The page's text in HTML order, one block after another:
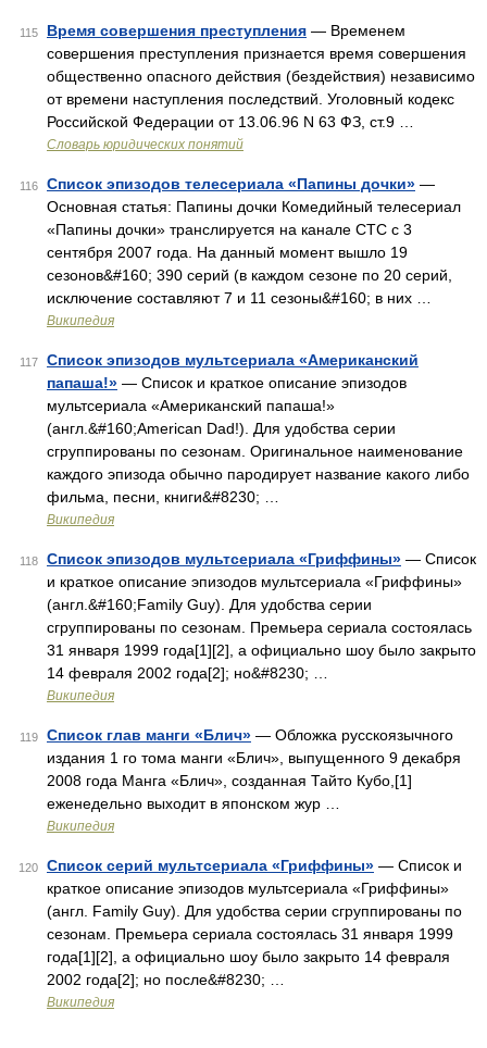
115 Время совершения преступления — Временем
совершения преступления признается время совершения
общественно опасного действия (бездействия) независимо
от времени наступления последствий. Уголовный кодекс
Российской Федерации от 13.06.96 N 63 ФЗ, ст.9 …
Словарь юридических понятий
116 Список эпизодов телесериала «Папины дочки» —
Основная статья: Папины дочки Комедийный телесериал
«Папины дочки» транслируется на канале СТС с 3
сентября 2007 года. На данный момент вышло 19
сезонов&#160; 390 серий (в каждом сезоне по 20 серий,
исключение составляют 7 и 11 сезоны&#160; в них …
Википедия
117
Список эпизодов мультсериала «Американский
папаша!» — Список и краткое описание эпизодов
мультсериала «Американский папаша!»
(англ.&#160;American Dad!). Для удобства серии
сгруппированы по сезонам. Оригинальное наименование
каждого эпизода обычно пародирует название какого либо
фильма, песни, книги&#8230; …
Википедия
118 Список эпизодов мультсериала «Гриффины» — Список
и краткое описание эпизодов мультсериала «Гриффины»
(англ.&#160;Family Guy). Для удобства серии
сгруппированы по сезонам. Премьера сериала состоялась
31 января 1999 года[1][2], а официально шоу было закрыто
14 февраля 2002 года[2]; но&#8230; …
Википедия
119 Список глав манги «Блич» — Обложка русскоязычного
издания 1 го тома манги «Блич», выпущенного 9 декабря
2008 года Манга «Блич», созданная Тайто Кубо,[1]
еженедельно выходит в японском жур …
Википедия
120 Список серий мультсериала «Гриффины» — Список и
краткое описание эпизодов мультсериала «Гриффины»
(англ. Family Guy). Для удобства серии сгруппированы по
сезонам. Премьера сериала состоялась 31 января 1999
года[1][2], а официально шоу было закрыто 14 февраля
2002 года[2]; но после&#8230; …
Википедия